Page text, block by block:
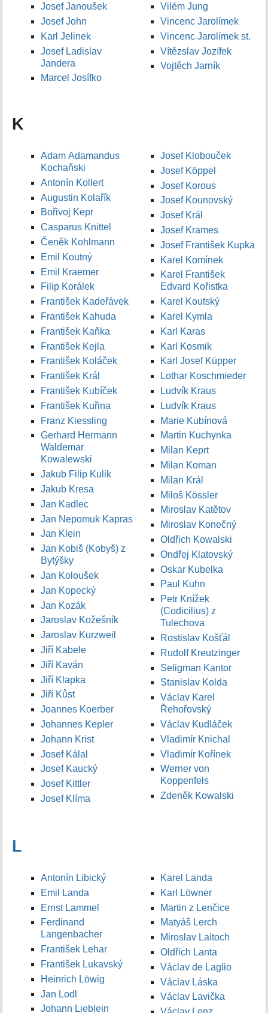
Josef Janoušek
Josef John
Karl Jelinek
Josef Ladislav
Jandera
Marcel Josífko
Vilém Jung
Vincenc Jarolímek
Vincenc Jarolímek st.
Vítězslav Jozífek
Vojtěch Jarník
K
Adam Adamandus
Kochaňski
Antonín Kollert
Augustin Kolařík
Bořivoj Kepr
Casparus Knittel
Čeněk Kohlmann
Emil Koutný
Emil Kraemer
Filip Korálek
František Kadeřávek
František Kahuda
František Kaňka
František Kejla
František Koláček
František Král
František Kubíček
František Kuřina
Franz Kiessling
Gerhard Hermann
Waldemar
Kowalewski
Jakub Filip Kulik
Jakub Kresa
Jan Kadlec
Jan Nepomuk Kapras
Jan Klein
Jan Kobiš (Kobyš) z
Bytýšky
Jan Koloušek
Jan Kopecký
Jan Kozák
Jaroslav Kožešník
Jaroslav Kurzweil
Jiří Kabele
Jiří Kaván
Jiří Klapka
Jiří Kůst
Joannes Koerber
Johannes Kepler
Johann Krist
Josef Kálal
Josef Kaucký
Josef Kittler
Josef Klíma
Josef Klobouček
Josef Köppel
Josef Korous
Josef Kounovský
Josef Král
Josef Krames
Josef František Kupka
Karel Komínek
Karel František
Edvard Kořistka
Karel Koutský
Karel Kymla
Karl Karas
Karl Kosmik
Karl Josef Küpper
Lothar Koschmieder
Ludvík Kraus
Ludvík Kraus
Marie Kubínová
Martin Kuchynka
Milan Keprt
Milan Koman
Milan Král
Miloš Kössler
Miroslav Katětov
Miroslav Konečný
Oldřich Kowalski
Ondřej Klatovský
Oskar Kubelka
Paul Kuhn
Petr Knížek
(Codicilius) z
Tulechova
Rostislav Košťál
Rudolf Kreutzinger
Seligman Kantor
Stanislav Kolda
Václav Karel
Řehořovský
Václav Kudláček
Vladimír Knichal
Vladimír Kořínek
Werner von
Koppenfels
Zdeněk Kowalski
L
Antonín Libický
Emil Landa
Ernst Lammel
Ferdinand
Langenbacher
František Lehar
František Lukavský
Heinrich Löwig
Jan Lodl
Johann Lieblein
Karel Landa
Karl Löwner
Martin z Lenčice
Matyáš Lerch
Miroslav Laitoch
Oldřich Lanta
Václav de Laglio
Václav Láska
Václav Lavička